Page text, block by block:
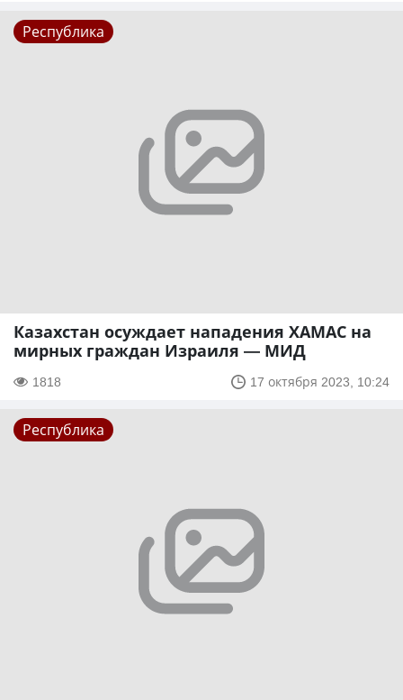
Республика
Казахстан осуждает нападения ХАМАС на
мирных граждан Израиля — МИД
1818 17 октября 2023, 10:24
Республика